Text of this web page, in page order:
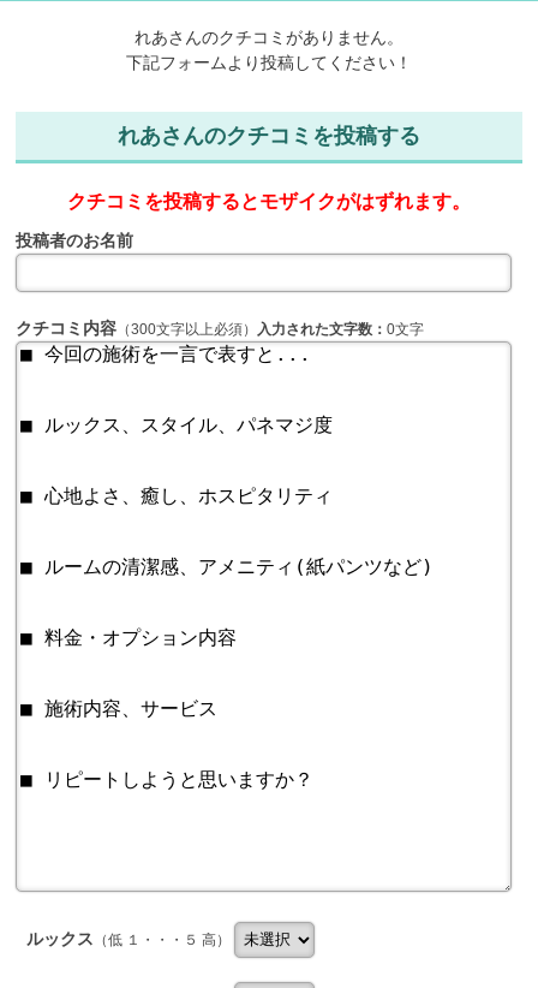
れあさんのクチコミがありません。
下記フォームより投稿してください！
れあさんのクチコミを投稿する
クチコミを投稿するとモザイクがはずれます。
投稿者のお名前
クチコミ内容 （300文字以上必須） 入力された文字数：0文字
ルックス （低 １・・・５ 高）